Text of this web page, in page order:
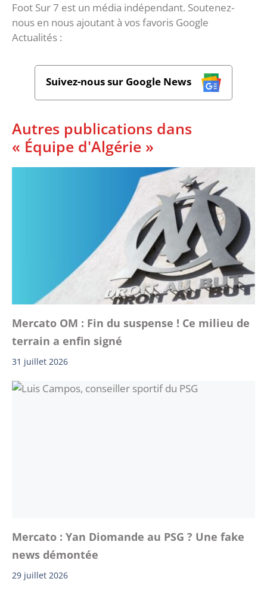
Foot Sur 7 est un média indépendant. Soutenez-
nous en nous ajoutant à vos favoris Google
Actualités :
Suivez-nous sur Google News
Autres publications dans
« Équipe d'Algérie »
Mercato OM : Fin du suspense ! Ce milieu de
terrain a enfin signé
31 juillet 2026
Mercato : Yan Diomande au PSG ? Une fake
news démontée
29 juillet 2026